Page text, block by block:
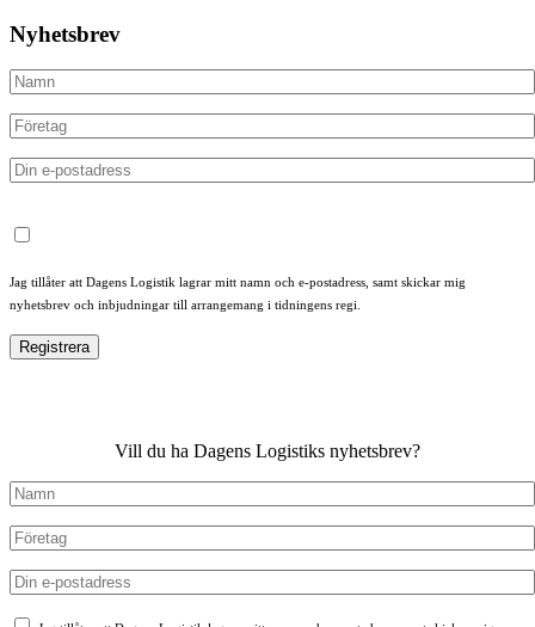
Nyhetsbrev
Jag tillåter att Dagens Logistik lagrar mitt namn och e-postadress, samt skickar mig
nyhetsbrev och inbjudningar till arrangemang i tidningens regi.
Vill du ha Dagens Logistiks nyhetsbrev?